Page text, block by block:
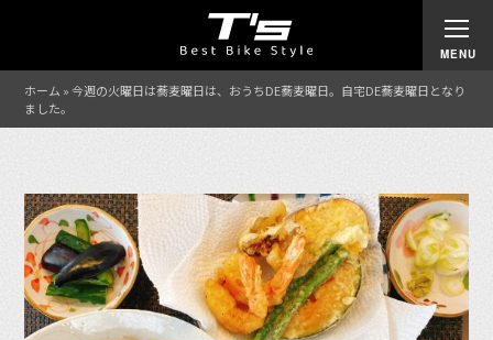
ホーム »今週の火曜日は蕎麦曜日は、おうちDE蕎麦曜日。自宅DE蕎麦曜日となり
ました。